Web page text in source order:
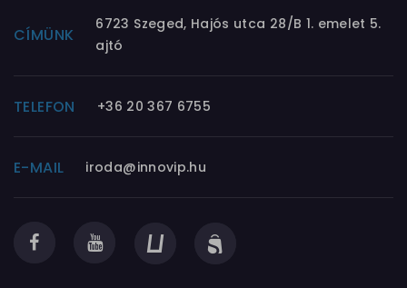
CÍMÜNK
6723 Szeged, Hajós utca 28/B 1. emelet 5.
ajtó
TELEFON +36 20 367 6755
E-MAIL iroda@innovip.hu